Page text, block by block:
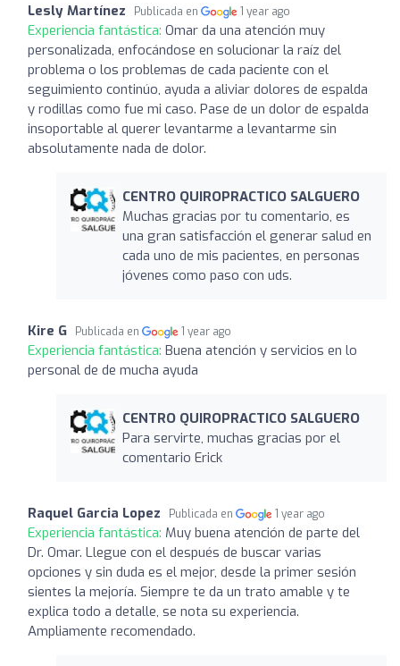
Lesly Martínez Publicada en 1 year ago
Experiencia fantástica: Omar da una atención muy
personalizada, enfocándose en solucionar la raíz del
problema o los problemas de cada paciente con el
seguimiento continúo, ayuda a aliviar dolores de espalda
y rodillas como fue mi caso. Pase de un dolor de espalda
insoportable al querer levantarme a levantarme sin
absolutamente nada de dolor.
CENTRO QUIROPRACTICO SALGUERO
Muchas gracias por tu comentario, es
una gran satisfacción el generar salud en
cada uno de mis pacientes, en personas
jóvenes como paso con uds.
Kire G Publicada en 1 year ago
Experiencia fantástica: Buena atención y servicios en lo
personal de de mucha ayuda
CENTRO QUIROPRACTICO SALGUERO
Para servirte, muchas gracias por el
comentario Erick
Raquel Garcia Lopez Publicada en 1 year ago
Experiencia fantástica: Muy buena atención de parte del
Dr. Omar. Llegue con el después de buscar varias
opciones y sin duda es el mejor, desde la primer sesión
sientes la mejoría. Siempre te da un trato amable y te
explica todo a detalle, se nota su experiencia.
Ampliamente recomendado.